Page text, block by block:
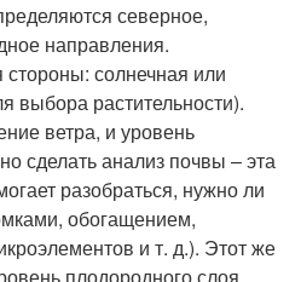
северное,
направления.
солнечная или
выбора растительности).
ветра, и уровень
сделать анализ почвы – эта
разобраться, нужно ли
обогащением,
и т. д.). Этот же